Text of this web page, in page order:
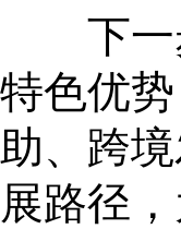
下一步
特色优
助、跨
展路径